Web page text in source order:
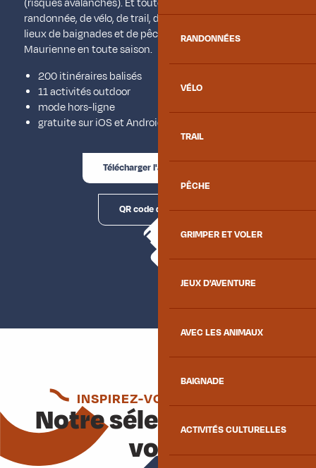
RANDONNÉES
VÉLO
TRAIL
PÊCHE
GRIMPER ET VOLER
JEUX D'AVENTURE
AVEC LES ANIMAUX
BAIGNADE
ACTIVITÉS CULTURELLES
(risques avalanches). Et toute l’année vos itinéraires de
randonnée, de vélo, de trail, de via ferrata ainsi que les
lieux de baignades et de pêche vous invitent à vivre la
Maurienne en toute saison.
200 itinéraires balisés
11 activités outdoor
mode hors-ligne
gratuite sur iOS et Android
Télécharger l'application
QR code de l'app
INSPIREZ-VOUS ENCORE
Notre sélection pour
vous